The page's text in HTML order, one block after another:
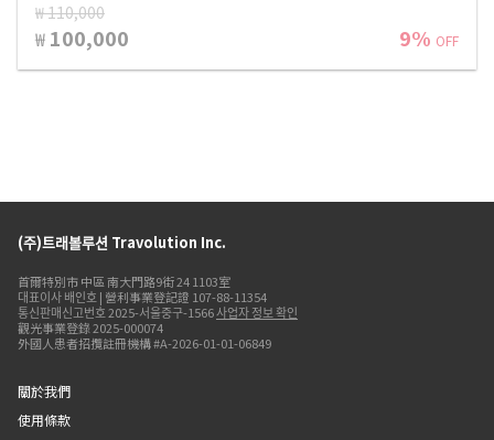
₩ 110,000
₩ 100,000 9% OFF
(주)트래볼루션 Travolution Inc.
首爾特別市 中區 南大門路9街 24 1103室
대표이사 배인호 | 營利事業登記證 107-88-11354
통신판매신고번호 2025-서울중구-1566사업자 정보 확인
觀光事業登錄 2025-000074
外國人患者招攬註冊機構 #A-2026-01-01-06849
關於我們
使用條款